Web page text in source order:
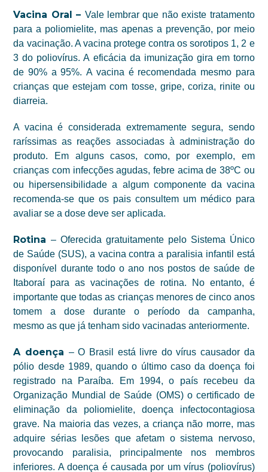
Vacina Oral – Vale lembrar que não existe tratamento
para a poliomielite, mas apenas a prevenção, por meio
da vacinação. A vacina protege contra os sorotipos 1, 2 e
3do poliovírus. A eficácia da imunização gira em torno
de 90% a 95%.A vacina é recomendada mesmo para
crianças que estejam com tosse, gripe, coriza, rinite ou
diarreia.
A vacina é considerada extremamente segura, sendo
raríssimas as reações associadas à administração do
produto. Em alguns casos, como, por exemplo, em
crianças com infecções agudas, febre acima de 38ºC ou
ou hipersensibilidade a algum componente da vacina
recomenda-se que os pais consultem um médico para
avaliar se a dose deve ser aplicada.
Rotina– Oferecida gratuitamente pelo Sistema Único
de Saúde (SUS), a vacina contra a paralisia infantil está
disponível durante todo o ano nos postos de saúde de
Itaboraí para as vacinações de rotina. No entanto, é
importante que todas as crianças menores de cinco anos
tomem a dose durante o período da campanha,
mesmoasque já tenham sido vacinadas anteriormente.
A doença – O Brasil está livre do vírus causador da
pólio desde 1989, quando o último caso da doença foi
registrado na Paraíba. Em 1994, o país recebeu da
Organização Mundial de Saúde (OMS) o certificado de
eliminação da poliomielite, doença infectocontagiosa
grave. Na maioria das vezes, a criança não morre, mas
adquire sérias lesões que afetam o sistema nervoso,
provocando paralisia, principalmente nos membros
inferiores. A doença é causada por um vírus (poliovírus)